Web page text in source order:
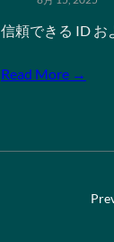
信頼できる ID
Read More →